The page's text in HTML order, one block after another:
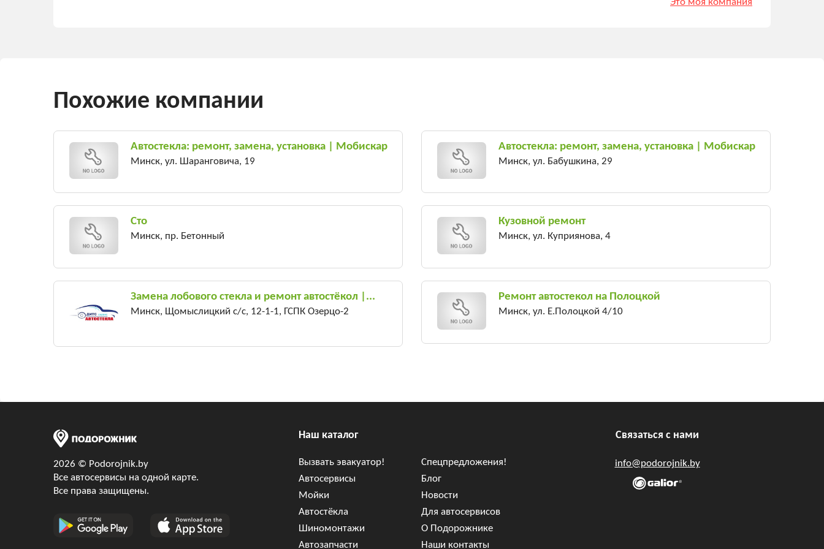
Похожие компании
Автостекла: ремонт, замена, установка | Мобискар
Минск, ул. Шаранговича, 19
Автостекла: ремонт, замена, установка | Мобискар
Минск, ул. Бабушкина, 29
Сто
Минск, пр. Бетонный
Кузовной ремонт
Минск, ул. Куприянова, 4
Замена лобового стекла и ремонт автостёкол |...
Минск, Щомыслицкий с/c, 12-1-1, ГСПК Озерцо-2
Ремонт автостекол на Полоцкой
Минск, ул. Е.Полоцкой 4/10
2026 © Podorojnik.by
Все автосервисы на одной карте.
Все права защищены.
Наш каталог
Вызвать эвакуатор!
Автосервисы
Мойки
Автостёкла
Шиномонтажи
Автозапчасти
Спецпредложения!
Блог
Новости
Для автосервисов
О Подорожнике
Наши контакты
Связаться с нами
info@podorojnik.by